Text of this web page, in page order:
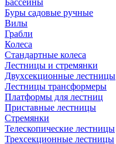
Бассейны
Буры садовые ручные
Вилы
Грабли
Колеса
Стандартные колеса
Лестницы и стремянки
Двухсекционные лестницы
Лестницы трансформеры
Платформы для лестниц
Приставные лестницы
Стремянки
Телескопические лестницы
Трехсекционные лестницы